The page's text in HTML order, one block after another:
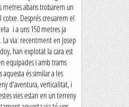
metres abans trobarem un
Després creuarem el
i a uns 150 metres ja
via: recentment en Josep
han explotat la cara est
equipades i amb trams
és similar a les
d'aventura, verticalitat, i
vies estan en un terreny